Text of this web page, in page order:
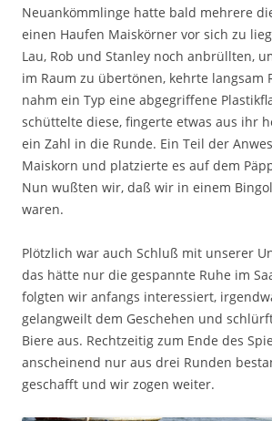
Neuankömmlinge hatte bald mehrere
einen Haufen Maiskörner vor sich zu
Lau, Rob und Stanley noch anbrüllten,
im Raum zu übertönen, kehrte langsam
nahm ein Typ eine abgegriffene
schüttelte diese, fingerte etwas aus ihr
ein Zahl in die Runde. Ein Teil der
Maiskorn und platzierte es auf dem
Nun wußten wir, daß wir in einem
waren.
Plötzlich war auch Schluß mit unserer
das hätte nur die gespannte Ruhe im
folgten wir anfangs interessiert,
gelangweilt dem Geschehen und
Biere aus. Rechtzeitig zum Ende des
anscheinend nur aus drei Runden
geschafft und wir zogen weiter.